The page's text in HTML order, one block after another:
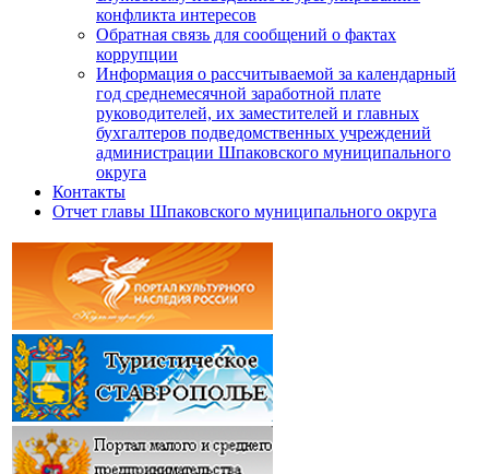
конфликта интересов
Обратная связь для сообщений о фактах
коррупции
Информация о рассчитываемой за календарный
год среднемесячной заработной плате
руководителей, их заместителей и главных
бухгалтеров подведомственных учреждений
администрации Шпаковского муниципального
округа
Контакты
Отчет главы Шпаковского муниципального округа